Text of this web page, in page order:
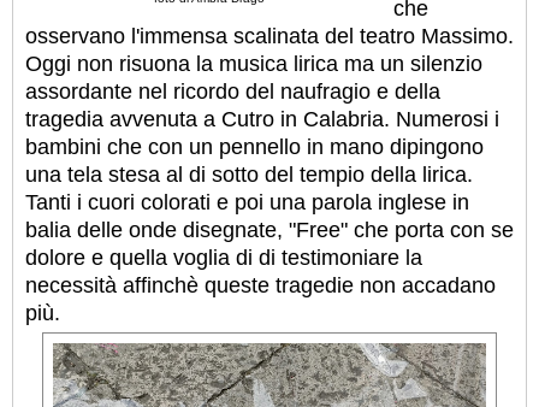
che
osservano l'immensa scalinata del teatro Massimo.
Oggi non risuona la musica lirica ma un silenzio
assordante nel ricordo del naufragio e della
tragedia avvenuta a Cutro in Calabria. Numerosi i
bambini che con un pennello in mano dipingono
una tela stesa al di sotto del tempio della lirica.
Tanti i cuori colorati e poi una parola inglese in
balia delle onde disegnate, "Free" che porta con se
dolore e quella voglia di di testimoniare la
necessità affinchè queste tragedie non accadano
più.